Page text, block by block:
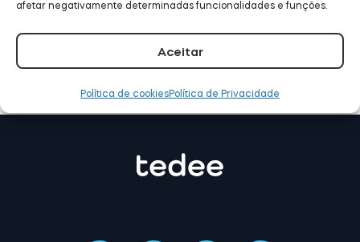
afetar negativamente determinadas funcionalidades e funções.
Aceitar
Política de cookiesPolítica de Privacidade
Tedee Dry Contact
Tedee GO2
Comprar agora